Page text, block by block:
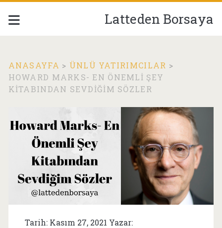
Latteden Borsaya
ANASAYFA > ÜNLÜ YATIRIMCILAR >
HOWARD MARKS- EN ÖNEMLI ŞEY
KITABINDAN SEVDIĞIM SÖZLER
Tarih: Kasım 27, 2021 Yazar: